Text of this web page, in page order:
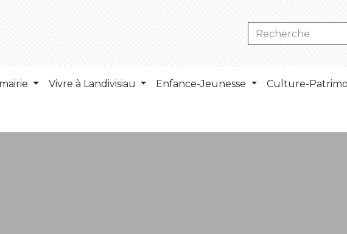
Vivre à Landivisiau Enfance-Jeunesse Culture-